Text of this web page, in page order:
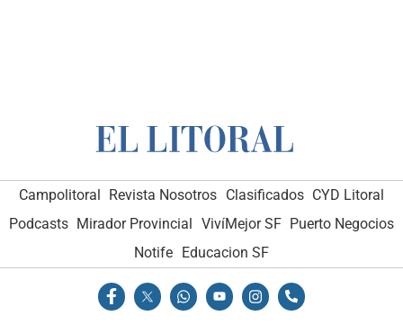
Campolitoral Revista Nosotros Clasificados CYD Litoral
Podcasts Mirador Provincial VivíMejor SF Puerto Negocios
Notife
Educacion SF